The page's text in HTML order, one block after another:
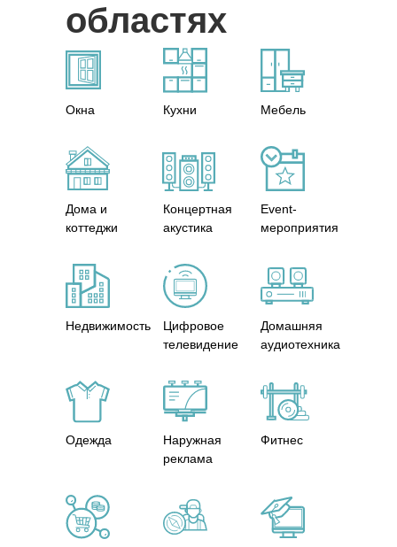
областях
Окна Кухни Мебель
Одежда
Дома и
коттеджи
Концертная
акустика
Event-
мероприятия
Наружная
реклама
Фитнес
Недвижимость
Цифровое
телевидение
Домашняя
аудиотехника